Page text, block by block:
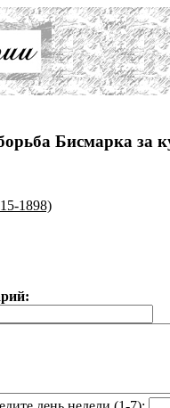
Бисмарка за
1898)